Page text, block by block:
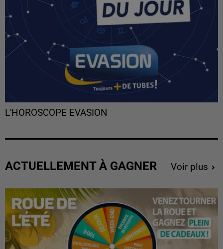
L'HOROSCOPE EVASION
ACTUELLEMENT À GAGNER Voir plus